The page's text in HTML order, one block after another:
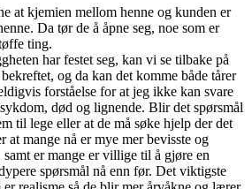
at kjemien mellom henne og kunden er
Da tør de å åpne seg, noe som er
ting.
har festet seg, kan vi se tilbake på
og da kan det komme både tårer
forståelse for at jeg ikke kan svare
død og lignende. Blir det spørsmål
til lege eller at de må søke hjelp der det
at mange nå er mye mer bevisste og
er mange er villige til å gjøre en
spørsmål nå enn før. Det viktigste